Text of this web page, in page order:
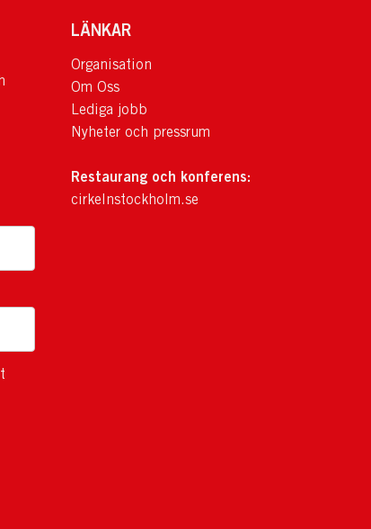
LÄNKAR
Organisation
Om Oss
Lediga jobb
Nyheter och pressrum
Restaurang och konferens:
cirkelnstockholm.se